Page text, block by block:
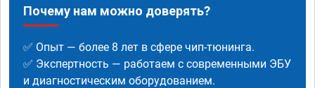
Почему нам можно доверять?
✅ Опыт — более 8 лет в сфере чип-тюнинга.
✅ Экспертность — работаем с современными ЭБУ
и диагностическим оборудованием.